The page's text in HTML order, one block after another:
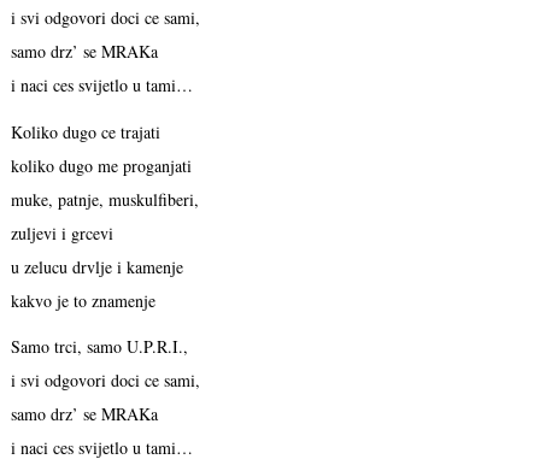
i svi odgovori doci ce sami,
samo drz’ se MRAKa
i naci ces svijetlo u tami…
Koliko dugo ce trajati
koliko dugo me proganjati
muke, patnje, muskulfiberi,
zuljevi i grcevi
u zelucu drvlje i kamenje
kakvo je to znamenje
Samo trci, samo U.P.R.I.,
i svi odgovori doci ce sami,
samo drz’ se MRAKa
i naci ces svijetlo u tami…